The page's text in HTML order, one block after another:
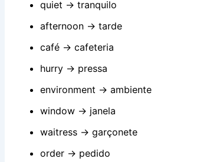
quiet → tranquilo
afternoon → tarde
café → cafeteria
hurry → pressa
environment → ambiente
window → janela
waitress → garçonete
order → pedido